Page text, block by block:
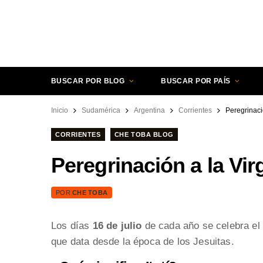
BUSCAR POR BLOG BUSCAR POR PAÍS
Inicio Sudamérica Argentina Corrientes
CORRIENTES CHE TOBA BLOG
Peregrinación a la
POR CHE TOBA
Los días 16 de julio de cada año se celebra
que data desde la época de los Jesuitas.